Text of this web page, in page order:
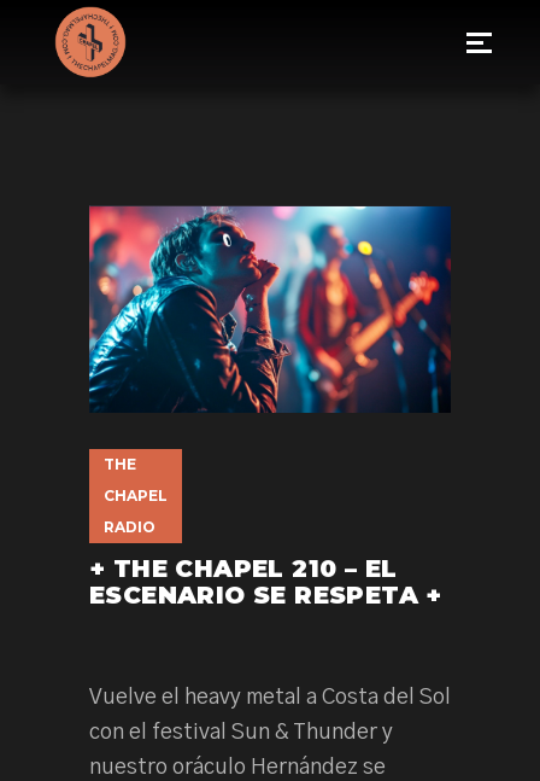
THE
CHAPEL
RADIO
+ THE CHAPEL 210 – EL
ESCENARIO SE RESPETA +
Vuelve el heavy metal a Costa del Sol
con el festival Sun & Thunder y
nuestro oráculo Hernández se